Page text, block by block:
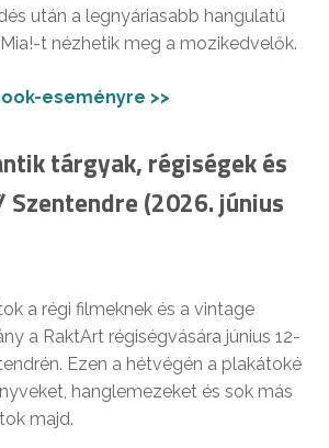
után a legnyáriasabb hangulatú
t nézhetik meg a mozikedvelők.
eseményre >>
tárgyak, régiségek és
Szentendre (2026. június
a régi filmeknek és a vintage
a RaktArt régiségvására június 12-
Ezen a hétvégén a plakátoké
hanglemezeket és sok más
majd.